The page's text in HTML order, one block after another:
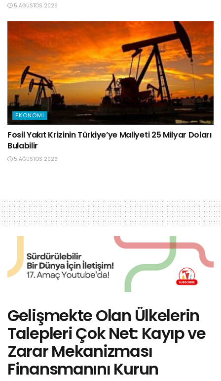
5 AĞUSTOS 2026
EKONOMI
Fosil Yakıt Krizinin Türkiye’ye Maliyeti 25 Milyar Doları
Bulabilir
5 AĞUSTOS 2026
Gelişmekte Olan Ülkelerin
Talepleri Çok Net: Kayıp ve
Zarar Mekanizması
Finansmanını Kurun